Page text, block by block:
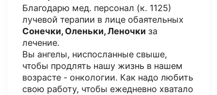
Благодарю мед. персонал (к. 1125)
лучевой терапии в лице обаятельных
Сонечки, Оленьки, Леночки за
лечение.
Вы ангелы, ниспосланные свыше,
чтобы продлять нашу жизнь в нашем
возрасте - онкологии. Как надо любить
свою работу, чтобы ежедневно хватало